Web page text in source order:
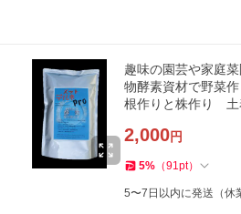
趣味の園芸や家庭
物酵素資材で野菜
根作りと株作り 土
2,000円
5% （91pt）
5〜7日以内に発送（休